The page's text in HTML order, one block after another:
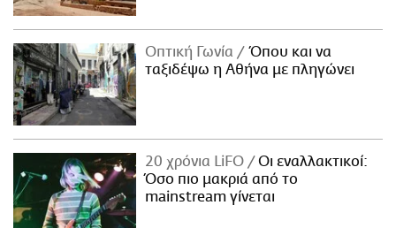
Οπτική Γωνία
Όπου και να
ταξιδέψω η Αθήνα με πληγώνει
20 χρόνια LiFO
Οι εναλλακτικοί:
Όσο πιο μακριά από το
mainstream γίνεται